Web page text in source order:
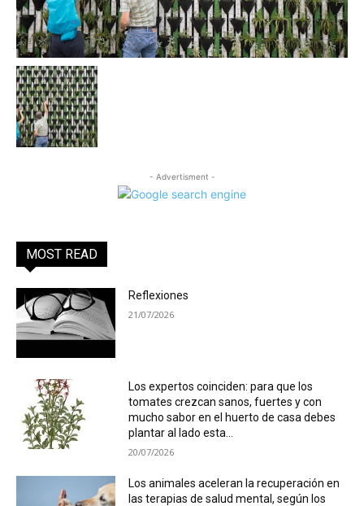
- Advertisment -
MOST READ
Reflexiones
21/07/2026
Los expertos coinciden: para que los
tomates crezcan sanos, fuertes y con
mucho sabor en el huerto de casa debes
plantar al lado esta...
20/07/2026
Los animales aceleran la recuperación en
las terapias de salud mental, según los